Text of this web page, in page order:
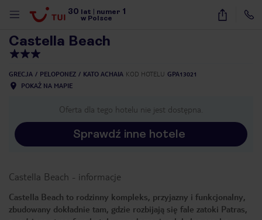
30 lat numer 1
w Polsce
32
Castella Beach
GRECJA PELOPONEZ KATO ACHAIA KOD HOTELU GPA13021
POKAŻ NA MAPIE
Oferta dla tego hotelu nie jest dostępna.
Sprawdź inne hotele
Castella Beach - informacje
Castella Beach to rodzinny kompleks, przyjazny i funkcjonalny,
zbudowany dokładnie tam, gdzie rozbijają się fale zatoki Patras,